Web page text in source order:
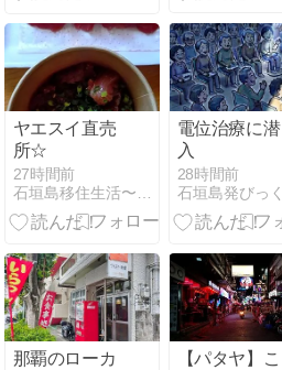
ヤエスイ直売
所☆
27時間前
電位治療に潜
入
28時間前
那覇のローカ
【パタヤ】こ